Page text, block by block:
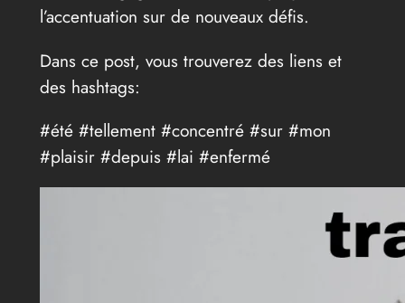
l’accentuation sur de nouveaux défis.
Dans ce post, vous trouverez des liens et
des hashtags:
#été #tellement #concentré #sur #mon
#plaisir #depuis #lai #enfermé